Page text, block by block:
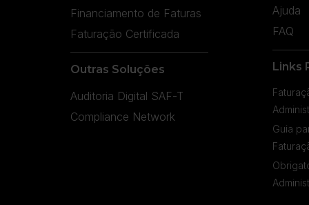
Financiamento de Faturas
Faturação Certificada
Outras Soluções
Auditoria Digital SAF-T
Compliance Network
Ajuda
FAQ
Links
Guia